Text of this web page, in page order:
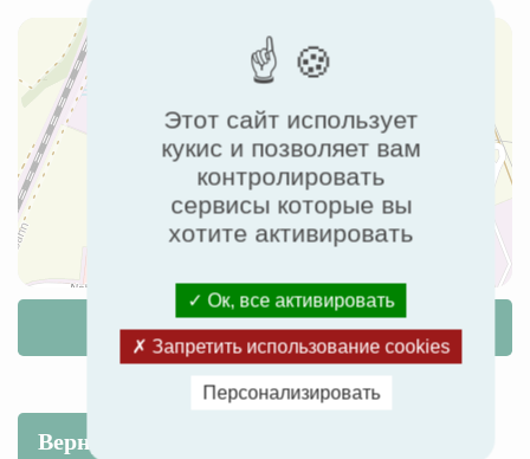
Маршрут
Вернуться к списку событий
Этот сайт использует
кукис и позволяет вам
контролировать
сервисы которые вы
хотите активировать
Ок, все активировать
Запретить использование cookies
Персонализировать